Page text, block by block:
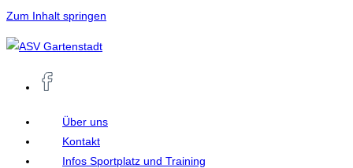
Zum Inhalt springen
Über uns
Kontakt
Infos Sportplatz und Training